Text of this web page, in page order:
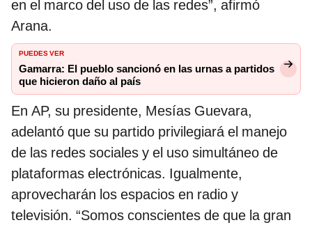
en el marco del uso de las redes”, afirmó
Arana.
PUEDES VER
Gamarra: El pueblo sancionó en las urnas a partidos
que hicieron daño al país
En AP, su presidente, Mesías Guevara,
adelantó que su partido privilegiará el manejo
de las redes sociales y el uso simultáneo de
plataformas electrónicas. Igualmente,
aprovecharán los espacios en radio y
televisión. “Somos conscientes de que la gran